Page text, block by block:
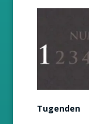
Tugenden